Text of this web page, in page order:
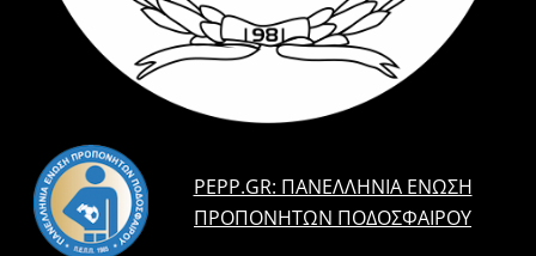
PEPP.GR: ΠΑΝΕΛΛΉΝΙΑ ΈΝΩΣΗ
ΠΡΟΠΟΝΗΤΏΝ ΠΟΔΟΣΦΑΊΡΟΥ